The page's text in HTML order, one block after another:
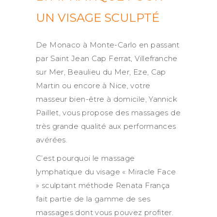
UN VISAGE SCULPTÉ
De Monaco à Monte-Carlo en passant
par Saint Jean Cap Ferrat, Villefranche
sur Mer, Beaulieu du Mer, Eze, Cap
Martin ou encore à Nice, votre
masseur bien-être à domicile, Yannick
Paillet, vous propose des massages de
très grande qualité aux performances
avérées.
C’est pourquoi le massage
lymphatique du visage « Miracle Face
» sculptant méthode Renata França
fait partie de la gamme de ses
massages dont vous pouvez profiter.